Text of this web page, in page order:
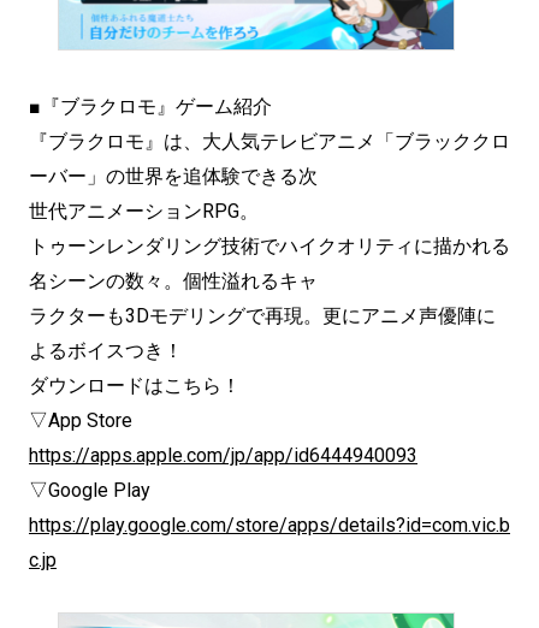
■『ブラクロモ』ゲーム紹介
『ブラクロモ』は、大人気テレビアニメ「ブラッククロ
ーバー」の世界を追体験できる次
世代アニメーションRPG。
トゥーンレンダリング技術でハイクオリティに描かれる
名シーンの数々。個性溢れるキャ
ラクターも3Dモデリングで再現。更にアニメ声優陣に
よるボイスつき！
ダウンロードはこちら！
▽App Store
https://apps.apple.com/jp/app/id6444940093
▽Google Play
https://play.google.com/store/apps/details?id=com.vic.b
c.jp